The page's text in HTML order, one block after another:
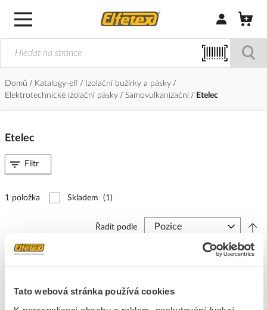
Tato webová stránka používá cookies
Přihlásit/
Domů Katalogy-elf
Izolační bužírky a pásky
Elektrotechnické izolační pásky
Samovulkanizační Etelec
Etelec
1 položka Skladem (1)
Řadit podle
ETELEC Páska izolační 19/9,1m samovulkanizační
Kód ELFETEX
11.116.606
Filtr